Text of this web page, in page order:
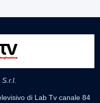
di Lab Tv canale 84